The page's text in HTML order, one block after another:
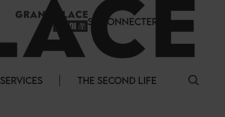
SE CONNECTER
SERVICES THE SECOND LIFE